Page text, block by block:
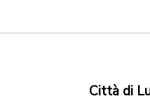
Città di